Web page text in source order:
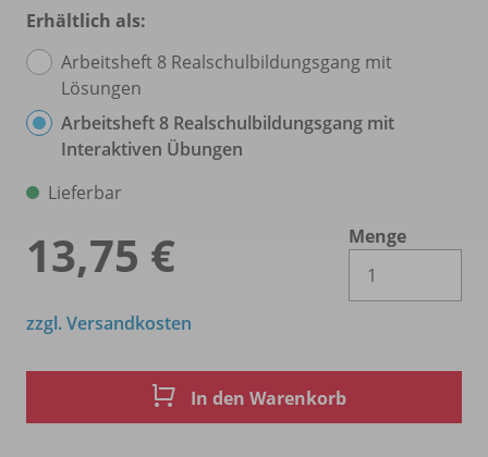
Erhältlich als:
Arbeitsheft 8 Realschulbildungsgang mit
Lösungen
Arbeitsheft 8 Realschulbildungsgang mit
Interaktiven Übungen
Lieferbar
13,75 €
Menge
zzgl. Versandkosten
In den Warenkorb